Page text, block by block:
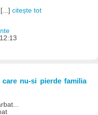
[...]citește tot
nu-si pierde familia